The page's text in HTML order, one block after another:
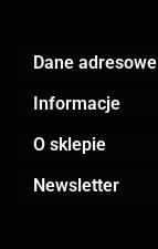
Dane adresowe
Informacje
O sklepie
Newsletter